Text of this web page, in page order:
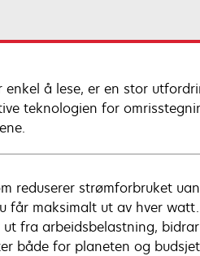
å lese, er en stor
teknologien for
reduserer strømforbruket
får maksimalt ut av hver
fra arbeidsbelastning,
både for planeten og